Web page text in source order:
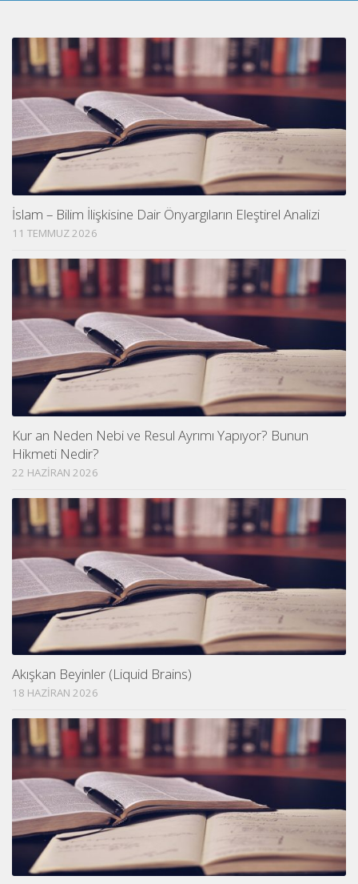
İslam – Bilim İlişkisine Dair Önyargıların Eleştirel Analizi
11 TEMMUZ 2026
Kur an Neden Nebi ve Resul Ayrımı Yapıyor? Bunun
Hikmeti Nedir?
22 HAZIRAN 2026
Akışkan Beyinler (Liquid Brains)
18 HAZIRAN 2026